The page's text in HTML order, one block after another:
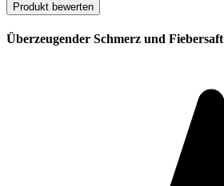
Produkt bewerten
Überzeugender Schmerz und Fiebersaft